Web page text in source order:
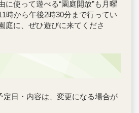
に使って遊べる“園庭開放”も月曜
時から午後2時30分まで行ってい
庭に、ぜひ遊びに来てくださ
定日・内容は、変更になる場合が